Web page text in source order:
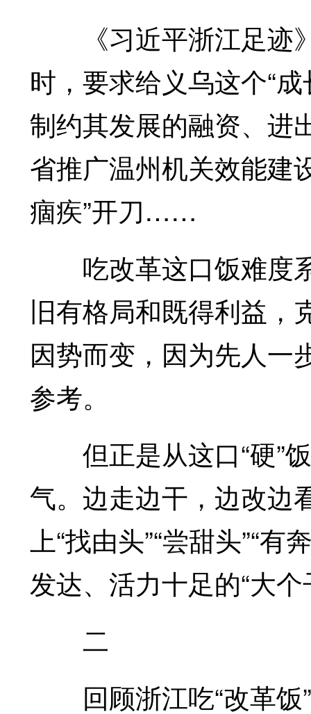
《习近平浙江足迹
时，要求给义乌这个“
制约其发展的融资、进
省推广温州机关效能建
痼疾”开刀……
吃改革这口饭难度系
旧有格局和既得利益，
因势而变，因为先人一
参考。
但正是从这口“硬”饭
气。边走边干，边改边
上“找由头”“尝甜头”“
发达、活力十足的“大个
二
回顾浙江吃“改革饭